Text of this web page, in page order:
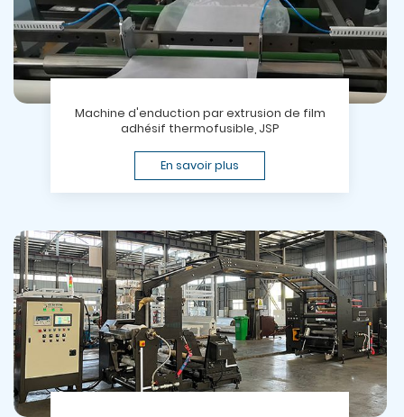
Machine d'enduction par extrusion de film
adhésif thermofusible, JSP
En savoir plus